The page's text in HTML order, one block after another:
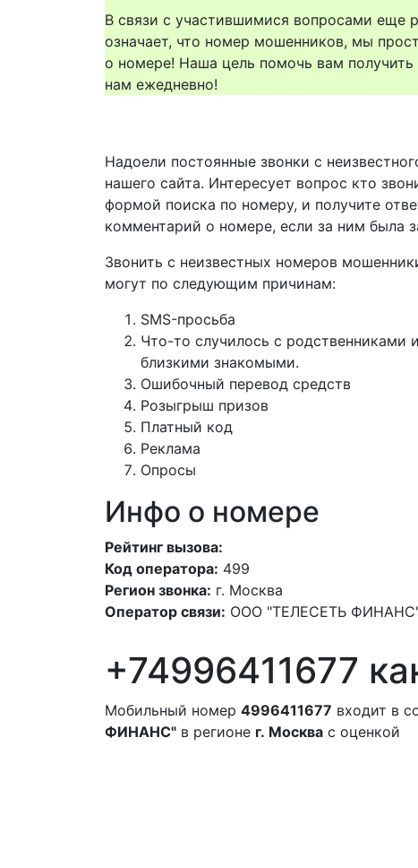
В связи с участившимися вопросами еще
означает, что номер мошенников, мы
о номере! Наша цель помочь вам получить
нам ежедневно!
Надоели постоянные звонки с
нашего сайта. Интересует вопрос кто
формой поиска по номеру, и получите
комментарий о номере, если за ним была
Звонить с неизвестных номеров
могут по следующим причинам:
SMS-просьба
Что-то случилось с родственниками
близкими знакомыми.
Ошибочный перевод средств
Розыгрыш призов
Платный код
Реклама
Опросы
Инфо о номере
Рейтинг вызова:
Код оператора: 499
Регион звонка: г. Москва
Оператор связи: ООО "ТЕЛЕСЕТЬ
+74996411677
Мобильный номер 4996411677 входит в
ФИНАНС" в регионе г. Москва с оценкой